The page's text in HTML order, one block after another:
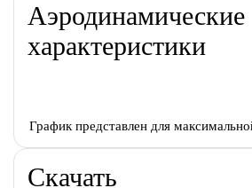
Аэродинамические
характеристики
График представлен для
Скачать